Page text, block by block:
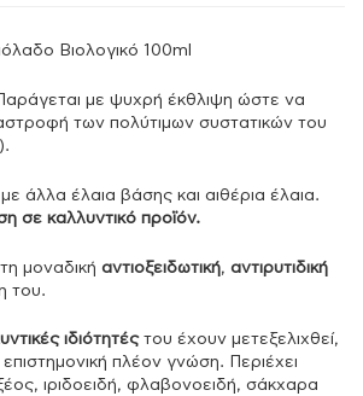
Βιολογικό 100ml
με ψυχρή έκθλιψη ώστε να
των πολύτιμων συστατικών του
με άλλα έλαια βάσης και αιθέρια έλαια.
σε καλλυντικό προϊόν.
μοναδική αντιοξειδωτική, αντιρυτιδική
του.
ιδιότητέςτου έχουν μετεξελιχθεί,
πλέον γνώση. Περιέχει
ιριδοειδή, φλαβονοειδή, σάκχαρα